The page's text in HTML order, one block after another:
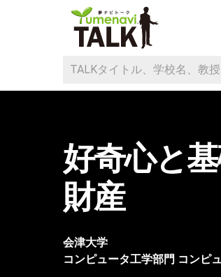
好奇心と
財産
会津大学
コンピュータ工学部門 コンピ